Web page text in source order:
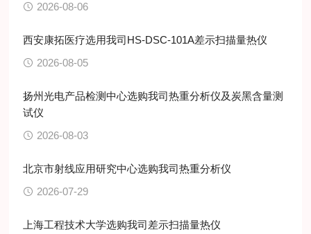
2026-08-06
西安康拓医疗选用我司HS-DSC-101A差示扫描量热仪
2026-08-05
扬州光电产品检测中心选购我司热重分析仪及炭黑含量测
试仪
2026-08-03
北京市射线应用研究中心选购我司热重分析仪
2026-07-29
上海工程技术大学选购我司差示扫描量热仪